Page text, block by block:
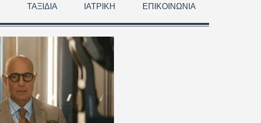
ΤΑΞΊΔΙΑ ΙΑΤΡΙΚΉ ΕΠΙΚΟΙΝΩΝΊΑ